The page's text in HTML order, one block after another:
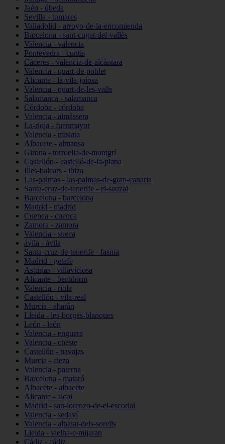
Jaén - úbeda
Sevilla - tomares
Valladolid - arroyo-de-la-encomienda
Barcelona - sant-cugat-del-vallès
Valencia - valencia
Pontevedra - cuntis
Cáceres - valencia-de-alcántara
Valencia - quart-de-poblet
Alicante - la-vila-joiosa
Valencia - quart-de-les-valls
Salamanca - salamanca
Córdoba - córdoba
Valencia - almàssera
La-rioja - fuenmayor
Valencia - mislata
Albacete - almansa
Girona - torroella-de-montgrí
Castellón - castelló-de-la-plana
Illes-balears - ibiza
Las-palmas - las-palmas-de-gran-canaria
Santa-cruz-de-tenerife - el-sauzal
Barcelona - barcelona
Madrid - madrid
Cuenca - cuenca
Zamora - zamora
Valencia - sueca
ávila - ávila
Santa-cruz-de-tenerife - fasnia
Madrid - getafe
Asturias - villaviciosa
Alicante - benidorm
Valencia - riola
Castellón - vila-real
Murcia - abarán
Lleida - les-borges-blanques
León - león
Valencia - enguera
Valencia - cheste
Castellón - navajas
Murcia - cieza
Valencia - paterna
Barcelona - mataró
Albacete - albacete
Alicante - alcoi
Madrid - san-lorenzo-de-el-escorial
Valencia - sedaví
Valencia - albalat-dels-sorells
Lleida - vielha-e-mijaran
Cádiz - cádiz